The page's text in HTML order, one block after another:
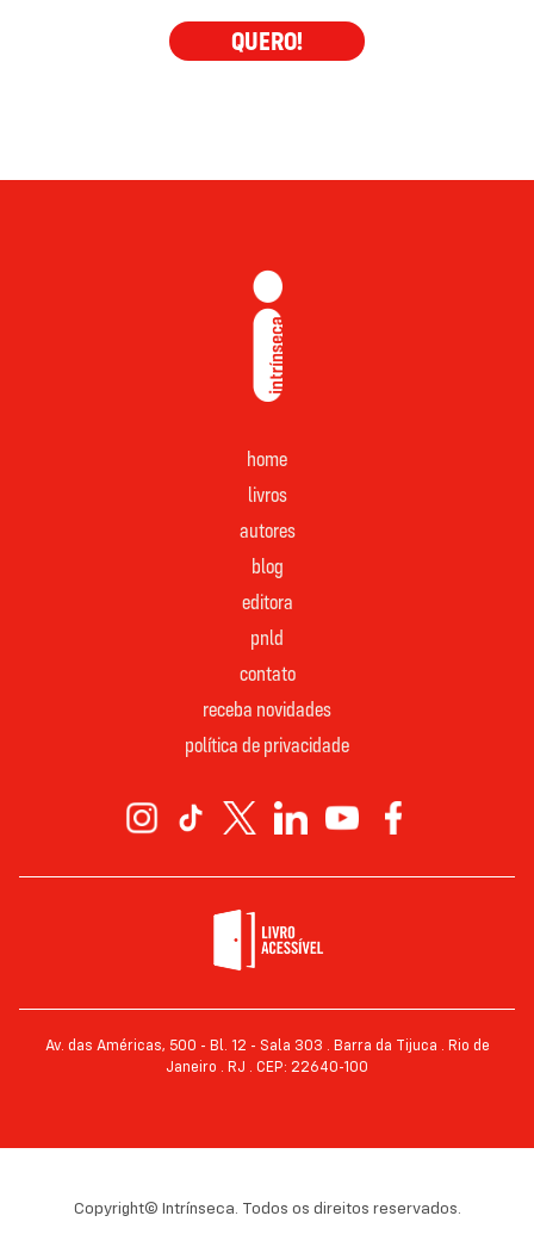
QUERO!
home
livros
autores
blog
editora
pnld
contato
receba novidades
política de privacidade
Av. das Américas, 500 - Bl. 12 - Sala 303 . Barra da Tijuca . Rio de
Janeiro . RJ . CEP: 22640-100
Copyright© Intrínseca. Todos os direitos reservados.